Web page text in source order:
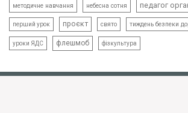
методичне навчання небесна сотня педагог
перший урок проєкт свято тиждень безпеки
уроки ЯДС флешмоб фізкультура